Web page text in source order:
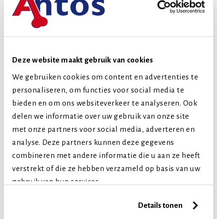
Deze website maakt gebruik van cookies
We gebruiken cookies om content en advertenties te
personaliseren, om functies voor social media te
bieden en om ons websiteverkeer te analyseren. Ook
delen we informatie over uw gebruik van onze site
met onze partners voor social media, adverteren en
analyse. Deze partners kunnen deze gegevens
combineren met andere informatie die u aan ze heeft
verstrekt of die ze hebben verzameld op basis van uw
gebruik van hun services.
Details tonen
we onze klanten met plezier aan lekkere traktaties die
kwispelstaartend ontvangen worden. Die honden en
zoek naar een baan op ons kantoor of in ons magazijn?
Van commercieel medewerker tot chauffeur in de
bezorging en van inkoper tot marketing expert? Bij ons
kan het allemaal. Wij kijken uit naar jouw waardevolle
talent, passie en inzet.
LEES MEER